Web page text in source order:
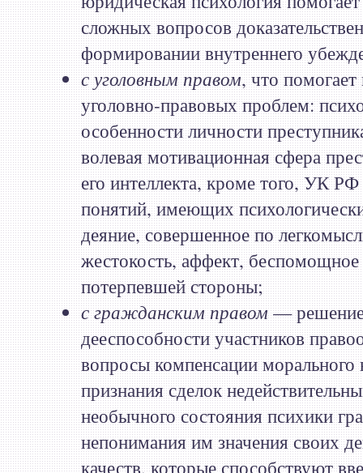
сложных вопросов
формировании внутреннего
с уголовным правом, что
уголовно-правовых проблем:
особенности личности
волевая мотивационная сфера
его интеллекта, кроме того, УК
понятий, имеющих
деяние, совершенное по
жестокость, аффект, беспомощное
потерпевшей стороны;
с гражданским правом— решение
дееспособности участников
вопросы компенсации морального
признания сделок
необычного состояния психики
непонимания им значения своих
качеств, которые способствуют